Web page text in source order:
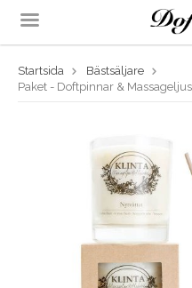
Produkten har
Startsida
Bästsäljare
Paket - Doftpinnar &